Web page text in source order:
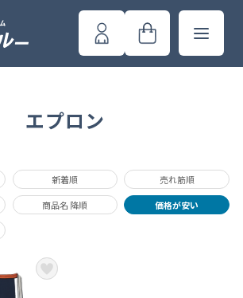
エプロン
新着順 売れ筋順
商品名 降順 価格が安い